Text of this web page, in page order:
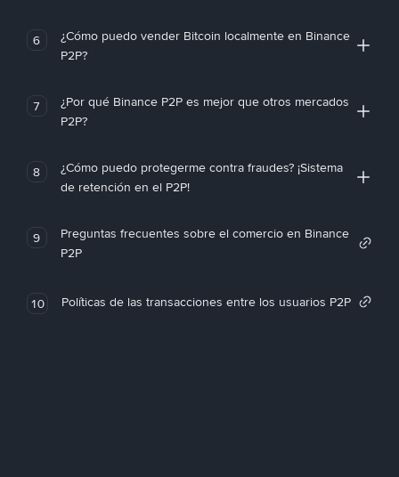
6
¿Cómo puedo vender Bitcoin localmente en Binance
P2P?
7
¿Por qué Binance P2P es mejor que otros mercados
P2P?
8
¿Cómo puedo protegerme contra fraudes? ¡Sistema
de retención en el P2P!
9
Preguntas frecuentes sobre el comercio en Binance
P2P
10 Políticas de las transacciones entre los usuarios P2P